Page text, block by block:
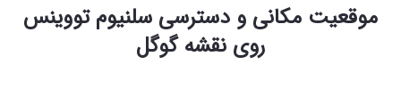
موقعیت مکانی و دسترسی سلنیوم تووینس
روی نقشه گوگل